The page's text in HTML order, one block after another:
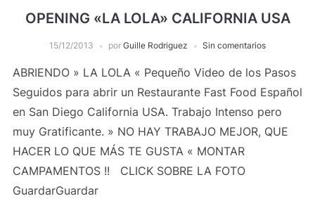
OPENING «LA LOLA» CALIFORNIA USA
15/12/2013 por Guille Rodriguez Sin comentarios
ABRIENDO » LA LOLA « Pequeño Video de los Pasos
Seguidos para abrir un Restaurante Fast Food Español
en San Diego California USA. Trabajo Intenso pero
muy Gratificante. » NO HAY TRABAJO MEJOR, QUE
HACER LO QUE MÁS TE GUSTA « MONTAR
CAMPAMENTOS !! CLICK SOBRE LA FOTO
GuardarGuardar